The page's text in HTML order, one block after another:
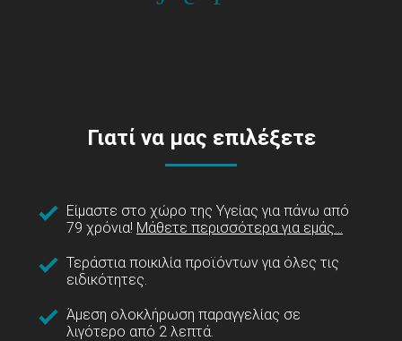
Γιατί να μας επιλέξετε
Είμαστε στο χώρο της Υγείας για πάνω από
79 χρόνια! Μάθετε περισσότερα για εμάς...
Τεράστια ποικιλία προϊόντων για όλες τις
ειδικότητες.
Άμεση ολοκλήρωση παραγγελίας σε
λιγότερο από 2 λεπτά.